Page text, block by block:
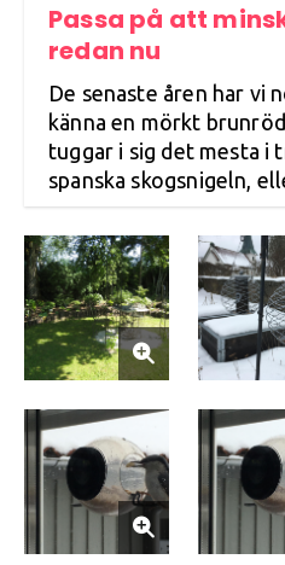
Passa på att
redan nu
De senaste åren har vi
känna en mörkt
tuggar i sig det mesta i
spanska skogsnigeln,